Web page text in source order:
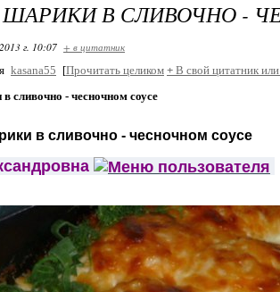
В СЛИВОЧНО -
г. 10:07 + в цитатник
kasana55 [Прочитать целиком + В свой цитатник
сливочно - чесночном соусе
в сливочно - чесночном соусе
ровна